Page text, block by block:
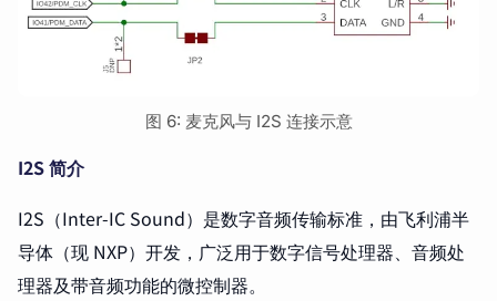
图 6: 麦克风与 I2S 连接示意
I2S 简介
I2S（Inter-IC Sound）是数字音频传输标准，由飞利浦半
导体（现 NXP）开发，广泛用于数字信号处理器、音频处
理器及带音频功能的微控制器。